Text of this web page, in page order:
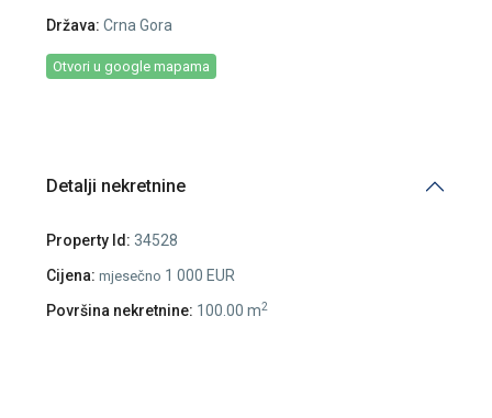
Država: Crna Gora
Otvori u google mapama
Detalji nekretnine
Property Id: 34528
Cijena: mjesečno 1 000 EUR
Površina nekretnine: 100.00 m2